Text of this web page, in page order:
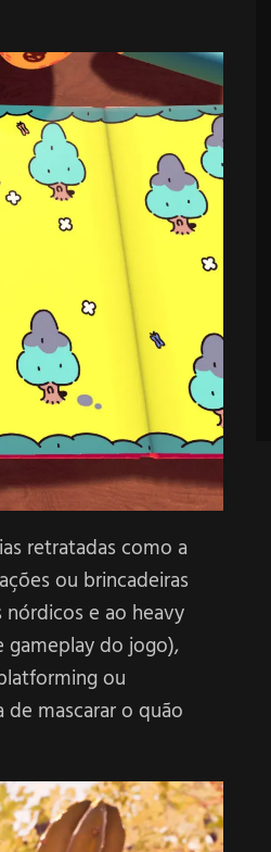
retratadas como a
ou brincadeiras
e ao heavy
do jogo),
ou
mascarar o quão